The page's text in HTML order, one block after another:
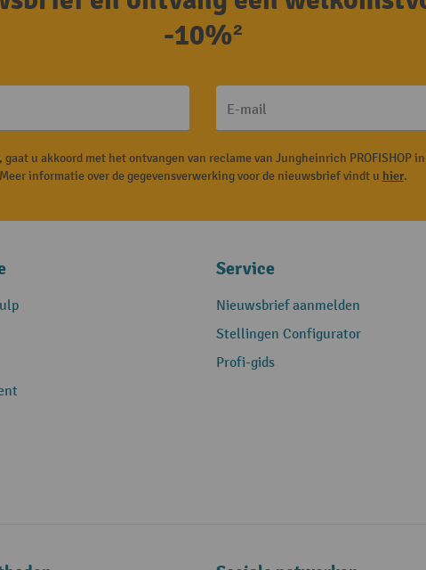
-10%²
E-mail
u akkoord met het ontvangen van reclame van Jungheinrich PROFISHOP
Meer informatie over de gegevensverwerking voor de nieuwsbrief vindt u hier.
Service
Nieuwsbrief aanmelden
Stellingen Configurator
Profi-gids